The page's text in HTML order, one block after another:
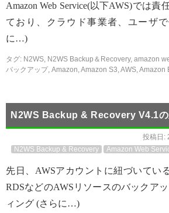
Amazon Web Service(以下AWS)では責
ており、クラウド事業者、ユーザ
に…)
タグ: N2WS, N2WS Backup＆Recovery, amazon
バックアップ, Amazon,Amazon S3,AWS,Amazon
N2WS Backup & Recovery V4.1
投稿日:
N2WS Backup & Recovery
Amazon Web
先日、AWSアカウントに紐づいてい
RDSなどのAWSリソースのバックア
ィング (さらに…)